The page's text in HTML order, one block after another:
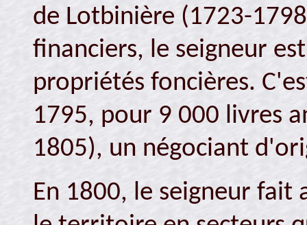
de Lotbinière (1723-
financiers, le seigneur
propriétés foncières.
1795, pour 9 000 livres
1805), un négociant
En 1800, le seigneur fait